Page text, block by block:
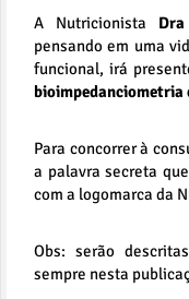
A Nutricionista
pensando em uma
funcional, irá
bioimpedanciometria
Para concorrer à
a palavra secreta
com a logomarca da
Obs: serão
sempre nesta